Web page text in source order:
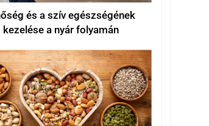
és a szív egészségének
kezelése a nyár folyamán